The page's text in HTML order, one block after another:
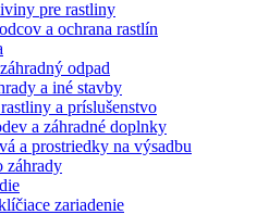
pre rastliny
a ochrana rastlín
odpad
a iné stavby
a príslušenstvo
a záhradné doplnky
a prostriedky na výsadbu
záhrady
zariadenie